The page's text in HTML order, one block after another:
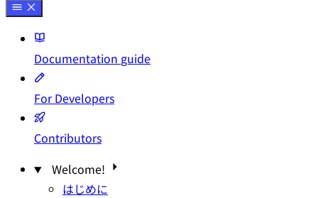
Documentation guide
For Developers
Contributors
Welcome!
はじめに